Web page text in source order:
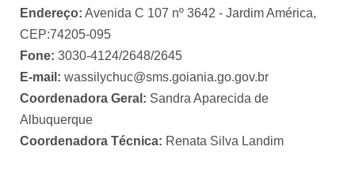
Endereço: Avenida C 107 nº 3642 - Jardim América,
CEP:74205-095
Fone: 3030-4124/2648/2645
E-mail: wassilychuc@sms.goiania.go.gov.br
Coordenadora Geral: Sandra Aparecida de
Albuquerque
Coordenadora Técnica: Renata Silva Landim